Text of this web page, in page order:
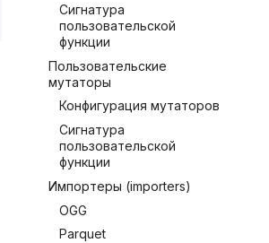
Сигнатура
пользовательской
функции
Пользовательские
мутаторы
Конфигурация мутаторов
Сигнатура
пользовательской
функции
Импортеры (importers)
OGG
Parquet